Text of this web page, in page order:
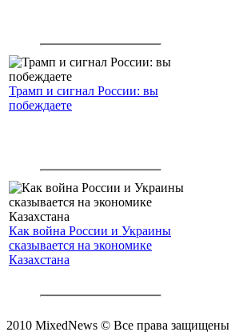
Трамп и сигнал России: вы
побеждаете
Как война России и Украины
сказывается на экономике
Казахстана
2010 MixedNews © Все права защищены